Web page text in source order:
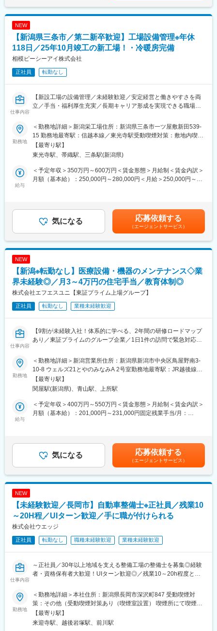
を3台ずつ設置。「事業場三役」の体制に取り組み、IDOMや中古
から信頼される状態を目指しています。
■組織構成：30代～40代後半中心に活躍中。9割が中途入社です。
『日本のガリバーから世界のIDOMへ』東証プライム上場でクルマ
買取実績、中古車販売実績共に業界トップクラスの会社です。
■業務について：
計量器や周辺機器の制御装置の設計業務をお任せします。
お客様の製造ラインに組み込まれることが多く、ご要望や納品先
たシステムを提供しています。
・FA機器を利用した制御設計
・電気図面の作成
・協力会社の管理（作業依頼や検収）
案件によっては、お客様先へ出張し、設置立ち合いまで行うこと
がありますが、出張の頻度は平均月1～2回で、全くない月もあり
ます。
■組織構成：
開発部全体では20代～60代まで、約20名在籍しており、今回募集
https://www.tanaka-scale.co.jp/
当社は、工場や物流現場で使われる産業用の「はかり」や「表
示・制御装置（指示計）」を自社で開発・製造している、計量機
携、AI画像処理技術の活用など、従来の「はかり」の枠を超えた
エレクトロニクス分野の技術開発も強化しています。
変更の範囲：会社の定める業務
NEW
【新潟県三条市／第二新卒歓迎】工場設備管理※年休
118日／25年10月竣工の新工場！・冷暖房完備
相模ピーシーアイ株式会社
正社員 転勤なし
仕事内容
【新設工場の設備管理／未経験歓迎／安定経営と働きやすさを両
立／手当・福利厚生充実／長期キャリア形成を実現できる職場】
当社新潟栄工場にて、プリント基板加工機やレーザー加工機など
各種生産設備、工場内の機器類の保守・保全・定期点検、軽度の
修理、部品発注など設備管理業務全般を担当いただきます。新設
工場で最先端設備の管理・改善に携わり、製造現場を支える重要
なポジションです。
■業務詳細
依頼）
・必要部品の発注や在庫管理
・工場内の他部門との連携、設備利用に関する調整
自動車・半導体等幅広い分野で使われるプリント基板の穴あけや
外形加工機、レーザー加工機など、業界トップクラスの技術を支
える各種専用設備です。
■組織構成
■就業環境
・日勤のみ・完全週休2日制で有給も取得しやすく、プライベート
と両立できます。
■将来のキャリアパス：
据えて長く活躍できる環境です。
・将来的には希望や適性に応じて、より責任のあるポジションへ
1）プリント基板加工で業界トップクラスのシェア
プリント基板の穴あけ・外形加工で業界トップクラスのシェアを
持ち、精密機器・車載部品など主要領域の大手メーカーから高品
2）独自技術×品質管理で高難度案件に強み
な微細加工にも応え、試作～量産まで一貫対応することで顧客か
らのリピートを実現しています。
3）安定成長企業
電子機器・車載領域の需要拡大を背景に継続成長しており、設備
変更の範囲：会社の定める業務
勤務地
＜勤務地詳細＞新潟栄工場住所：新潟県三条市一ツ屋敷新田539-
15 勤務地最寄駅：信越本線／東光寺駅受動喫煙対策：敷地内喫煙
可能場所あり変更の範囲：会社の定める事業所
【最寄り駅】
東光寺駅、帯織駅、三条駅(新潟県)
給与
＜予定年収＞350万円～600万円＜賃金形態＞月給制＜賃金内訳＞
月額（基本給）：250,000円～280,000円＜月給＞250,000円～
気になる 応募依頼する
（エージェントサービス）
NEW
【新潟※転勤なし】医療設備・機器のメンテナンス◇業
界未経験◎／月3～4万円の住宅手当／教育体制◎
株式会社エフエスユニ【東証プライム上場グループ】
正社員 転勤なし 業種未経験歓迎
仕事内容
【9割が未経験入社！体系的に学べる、2年間の研修ロードマップ
あり／東証プライムのグループ企業／1日1件の訪問で緊急対応ほ
医療現場で使われる“命を守る設備”の点検・メンテナンスを行う仕
事です。1日1件の訪問×2人体制で未経験から安心してスタートで
き、2年間の研修や資格取得支援も充実しています。東証プライム
上場グループの安定基盤で長く働けます。
■業務内容
を進めます。
病院でのメンテナンス業務後に社内で報告書作成などの業務を行
以上で行いますので先輩にフォローしていただける環境です。
・入社時研修（4-5日程）
・フォローアップ研修
・メーカーメンテナンス研修
■キャリアパス
慣れてきたらメンテナンス業務だけでなく機械更新の提案など営
業にも挑戦いただけます。そのため、技術と営業の両面でスキル
アップができる環境です。
勤務地
＜勤務地詳細＞新潟営業所住所：新潟県新潟市中央区鳥屋野南3-
10-8 ウェルズ21とやのみなみA 2号室勤務地最寄駅：JR越後線線
／新潟駅駅受動喫煙対策：屋内全面禁煙変更の範囲：会社の定め
る事業所
【最寄り駅】
関屋駅(新潟県)、青山駅、上所駅
給与
＜予定年収＞400万円～550万円＜賃金形態＞月給制＜賃金内訳＞
月額（基本給）：201,000円～231,000円固定残業手当/月：
年2回あり（７月、12月）※業績による■昇給年1回（6月）【未経
験入社事例】・高卒・製造業（4年以上軽微メンテ経験あり）／
430万～・建設業／社会人歴2年未満／430万円・運送業・接客業
／社会人歴1年／400万円・臨床工学技士/6年以上/490万円～賃金
はあくまでも目安の金額であり、選考を通じて上下する可能性が
気になる 応募依頼する
（エージェントサービス）
NEW
【未経験歓迎／長岡市】自動車整備士※正社員／残業10
～20H程／UIターン歓迎／手に職が付けられる
株式会社ウエッジ
正社員 転勤なし 職種未経験歓迎 業種未経験歓迎
仕事内容
～正社員／30年以上地域を支える整備工場の整備士を募集◎経験
者・資格保有者大歓迎！UIターン歓迎◎／残業10～20h程度とプ
■職務詳細：
・自動車（軽自動車～２ｔトラック）車検／点検／故障修理
・車検場への持込み検査業務（認証工場）／引取り・納車
※資格をお持ちでない方はお任せできる範囲から業務を習得いただ
勤務地
＜勤務地詳細＞本社住所：新潟県長岡市深沢町847 受動喫煙対
策：その他（受動喫煙対策あり（喫煙室設置） 喫煙所にて喫煙可
脳）
【最寄り駅】
来迎寺駅、越後岩塚駅、前川駅